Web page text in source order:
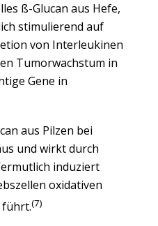
ß-Glucan aus Hefe,
stimulierend auf
von Interleukinen
Tumorwachstum in
Gene in
aus Pilzen bei
und wirkt durch
induziert
oxidativen
führt.(7)